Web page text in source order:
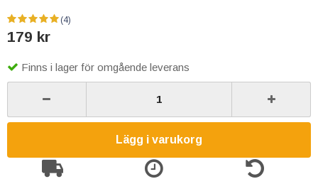
(4)
179 kr
Finns i lager för omgående leverans
Lägg i varukorg